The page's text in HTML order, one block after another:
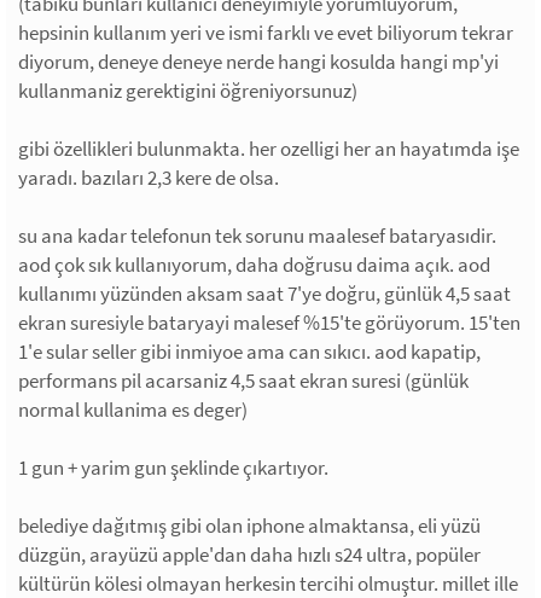
hepsinin kullanım yeri ve ismi farklı ve evet biliyorum tekrar
diyorum, deneye deneye nerde hangi kosulda hangi mp'yi
kullanmaniz gerektigini öğreniyorsunuz)
gibi özellikleri bulunmakta. her ozelligi her an hayatımda işe
yaradı. bazıları 2,3 kere de olsa.
su ana kadar telefonun tek sorunu maalesef bataryasıdir.
aod çok sık kullanıyorum, daha doğrusu daima açık. aod
kullanımı yüzünden aksam saat 7'ye doğru, günlük 4,5 saat
ekran suresiyle bataryayi malesef %15'te görüyorum. 15'ten
1'e sular seller gibi inmiyoe ama can sıkıcı. aod kapatip,
performans pil acarsaniz 4,5 saat ekran suresi (günlük
normal kullanima es deger)
1 gun + yarim gun şeklinde çıkartıyor.
belediye dağıtmış gibi olan iphone almaktansa, eli yüzü
düzgün, arayüzü apple'dan daha hızlı s24 ultra, popüler
kültürün kölesi olmayan herkesin tercihi olmuştur. millet ille